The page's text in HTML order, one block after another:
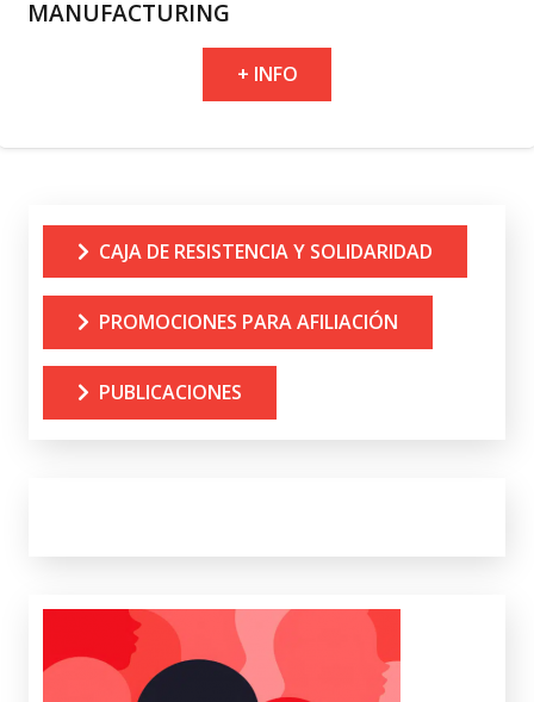
MANUFACTURING
+ INFO
CAJA DE RESISTENCIA Y SOLIDARIDAD
PROMOCIONES PARA AFILIACIÓN
PUBLICACIONES